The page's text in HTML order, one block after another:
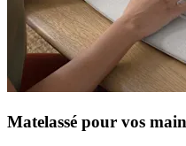
Matelassé pour vos